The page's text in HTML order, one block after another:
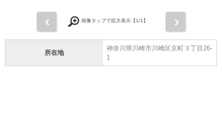
画像タップで拡大表示【1/1】
所在地
神奈川県川崎市川崎区京町３丁目26-
1